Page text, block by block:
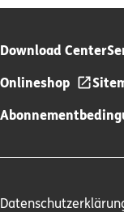
Download Center
Onlineshop